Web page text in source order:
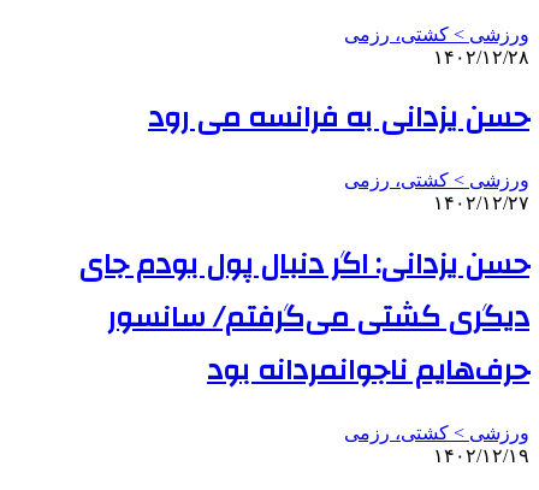
ورزشی > کشتی، رزمی
۱۴۰۲/۱۲/۲۸
حسن یزدانی به فرانسه می رود
ورزشی > کشتی، رزمی
۱۴۰۲/۱۲/۲۷
حسن یزدانی: اگر دنبال پول بودم جای
دیگری کشتی می‌گرفتم/ سانسور
حرف‌هایم ناجوانمردانه بود
ورزشی > کشتی، رزمی
۱۴۰۲/۱۲/۱۹